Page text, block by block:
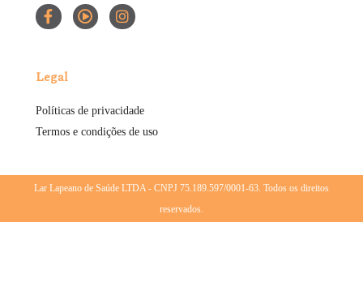
Legal
Políticas de privacidade
Termos e condições de uso
Lar Lapeano de Saúde LTDA - CNPJ 75.189.597/0001-63. Todos os direitos
reservados.